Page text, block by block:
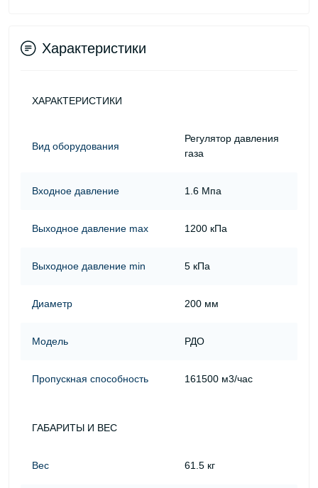
Характеристики
ХАРАКТЕРИСТИКИ
Вид оборудования
Регулятор давления
газа
Входное давление 1.6 Мпа
Выходное давление max 1200 кПа
Выходное давление min 5 кПа
Диаметр 200 мм
Модель РДО
Пропускная способность 161500 м3/час
ГАБАРИТЫ И ВЕС
Вес 61.5 кг